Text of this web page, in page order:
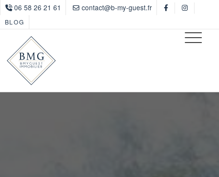
06 58 26 21 61 contact@b-my-guest.fr
BLOG